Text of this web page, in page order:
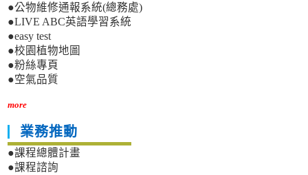
●公物維修通報系統(總務處)
●LIVE ABC英語學習系統
●easy test
●校園植物地圖
●粉絲專頁
●空氣品質
more
業務推動
●課程總體計畫
●課程諮詢